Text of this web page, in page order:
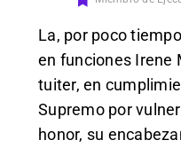
La, por poco
en funciones Irene
tuiter, en
Supremo por
honor, su